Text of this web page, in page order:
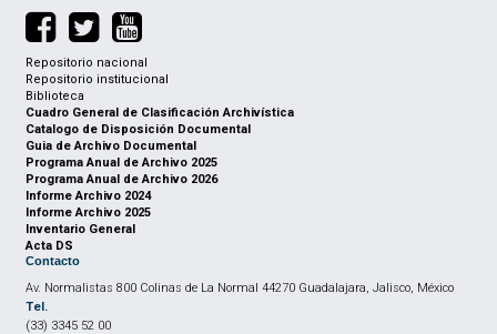
Repositorio nacional
Repositorio institucional
Biblioteca
Cuadro General de Clasificación Archivística
Catalogo de Disposición Documental
Guia de Archivo Documental
Programa Anual de Archivo 2025
Programa Anual de Archivo 2026
Informe Archivo 2024
Informe Archivo 2025
Inventario General
Acta DS
Contacto
Av. Normalistas 800 Colinas de La Normal 44270 Guadalajara, Jalisco, México
Tel.
(33) 3345 52 00